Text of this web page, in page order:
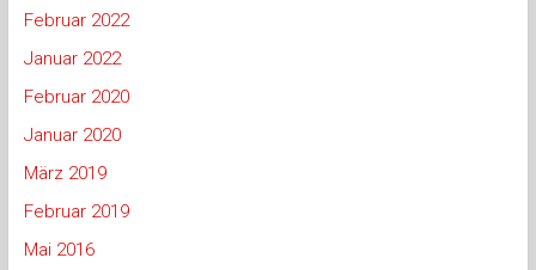
Februar 2022
Januar 2022
Februar 2020
Januar 2020
März 2019
Februar 2019
Mai 2016